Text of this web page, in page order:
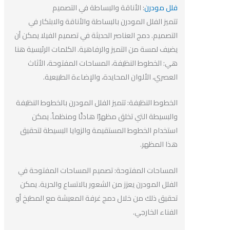
مودرن: الأناقة والبساطة في التصميم
تتميز الفلل المودرن بالبساطة والأناقة والابتكار في
التصميم. دمج العناصر الحديثة في تصميم الفيلا يمكن أن
يضيف لمسة من التميز والرفاهية. الكلمات الرئيسية هنا
هي: الخطوط النظيفة، المساحات المفتوحة، الأثاث
العصري، الألوان المحايدة، والإضاءة الطبيعية.
الخطوط النظيفة: تتميز الفلل المودرن بالخطوط النظيفة
والبسيطة التي تخلق مظهرًا هادئًا ومنظماً. يمكن
استخدام الخطوط المستقيمة والزوايا البسيطة لتحقيق
هذا المظهر.
المساحات المفتوحة: تصميم المساحات المفتوحة في
الفلل المودرن يعزز من الشعور بالاتساع والحرية. يمكن
تحقيق ذلك من خلال دمج غرفة المعيشة مع المطبخ أو
الفناء الخارجي.